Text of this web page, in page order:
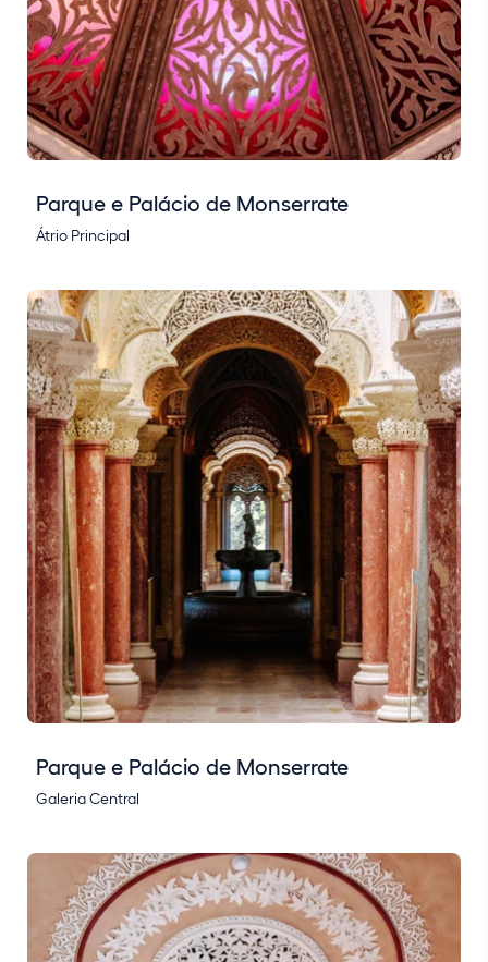
Parque e Palácio de Monserrate
Átrio Principal
Parque e Palácio de Monserrate
Galeria Central